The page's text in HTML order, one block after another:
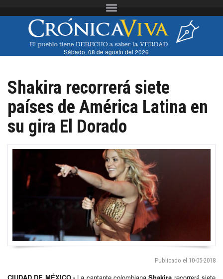
Toggle navigation
Sábado, 08 de agosto del 2026
Shakira recorrerá siete
países de América Latina en
su gira El Dorado
Publicado el 10-05-2018